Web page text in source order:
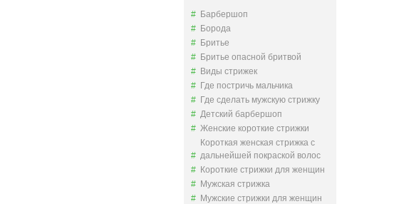
Барбершоп
Борода
Бритье
Бритье опасной бритвой
Виды стрижек
Где постричь мальчика
Где сделать мужскую стрижку
Детский барбершоп
Женские короткие стрижки
Короткая женская стрижка с
дальнейшей покраской волос
Короткие стрижки для женщин
Мужская стрижка
Мужские стрижки для женщин